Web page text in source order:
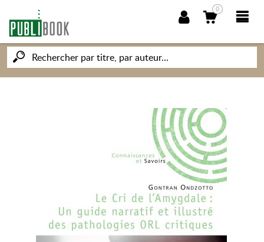
0
NOUVEAUTÉS
PUBLIBOOK
SOCIÉTÉ DES ÉCRIVAINS
CONNAISSANCES ET SAVOIRS
MON PETIT ÉDITEUR